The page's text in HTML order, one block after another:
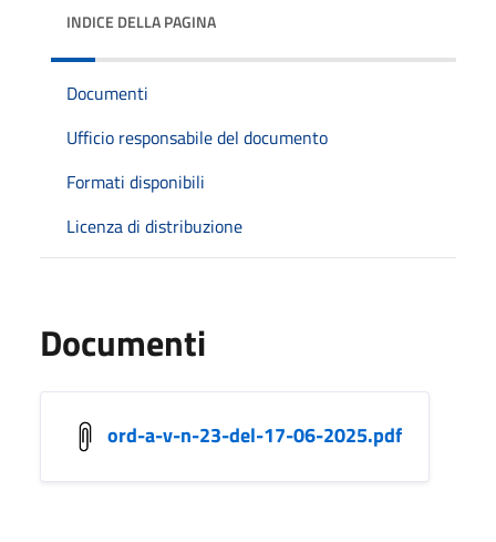
INDICE DELLA PAGINA
Documenti
Ufficio responsabile del documento
Formati disponibili
Licenza di distribuzione
Documenti
ord-a-v-n-23-del-17-06-2025.pdf